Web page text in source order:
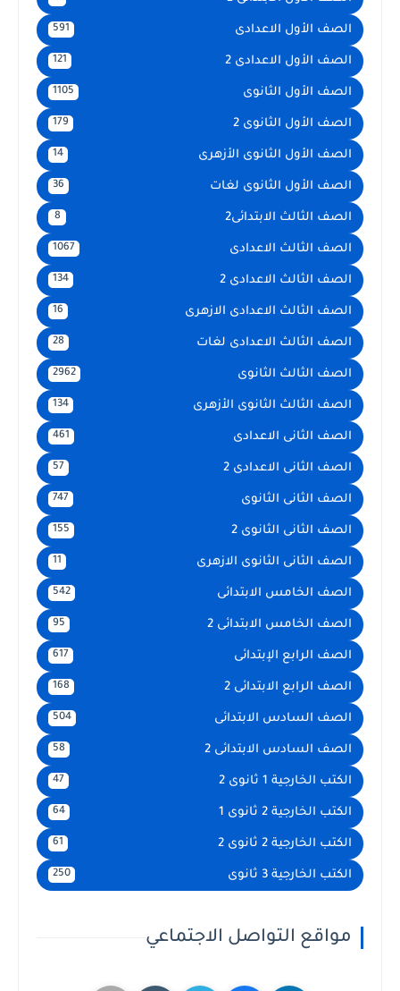
الصف الأول الاعدادى 591
الصف الأول الاعدادى 2 121
الصف الأول الثانوى 1105
الصف الأول الثانوى 2 179
الصف الأول الثانوى الأزهرى 14
الصف الأول الثانوى لغات 36
الصف الثالث الابتدائى2 8
الصف الثالث الاعدادى 1067
الصف الثالث الاعدادى 2 134
الصف الثالث الاعدادى الازهرى 16
الصف الثالث الاعدادى لغات 28
الصف الثالث الثانوى 2962
الصف الثالث الثانوى الأزهرى 134
الصف الثانى الاعدادى 461
الصف الثانى الاعدادى 2 57
الصف الثانى الثانوى 747
الصف الثانى الثانوى 2 155
الصف الثانى الثانوى الازهرى 11
الصف الخامس الابتدائى 542
الصف الخامس الابتدائى 2 95
الصف الرابع الإبتدائى 617
الصف الرابع الابتدائى 2 168
الصف السادس الابتدائى 504
الصف السادس الابتدائى 2 58
الكتب الخارجية 1 ثانوى 2 47
الكتب الخارجية 2 ثانوى 1 64
الكتب الخارجية 2 ثانوى 2 61
الكتب الخارجية 3 ثانوى 250
مواقع التواصل الاجتماعي